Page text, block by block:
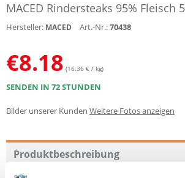
MACED Rindersteaks 95% Fleisch
Hersteller: MACED Art.-Nr.:70438
€8.18 (16.36 € / kg)
SENDEN IN 72 STUNDEN
Bilder unserer Kunden Weitere Fotos anzeigen
Produktbeschreibung